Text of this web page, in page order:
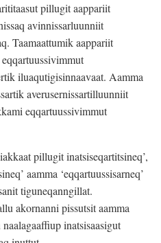
pillugit aappariit
avinnissarluunniit
Taamaattumik aappariit
iluaqutigisinnaavaat. Aamma
averusernissartilluunniit
eqqartuussivimmut
pillugit inatsiseqartitsineq’,
aamma ‘eqqartuussisarneq’
tiguneqanngillat.
akornanni pissutsit aamma
inatsisaasigut